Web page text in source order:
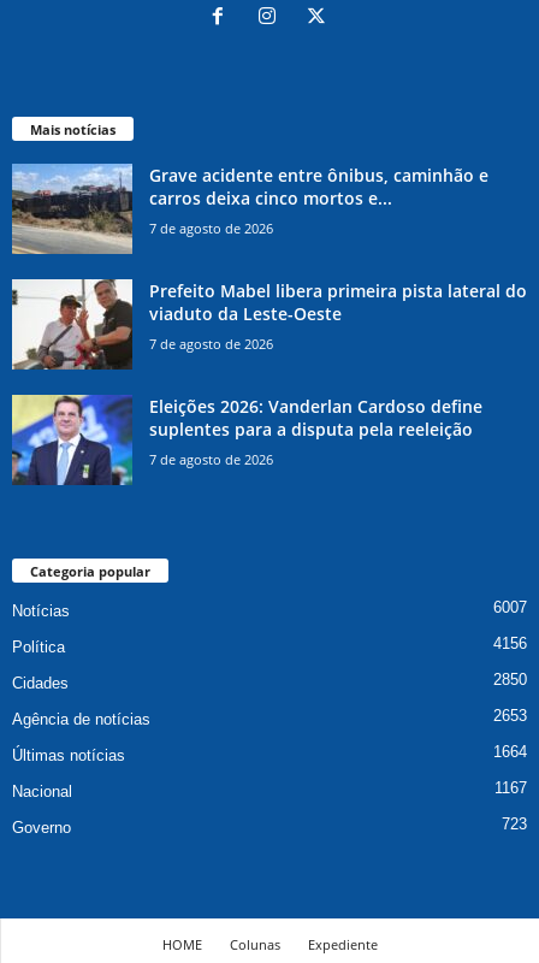
Mais notícias
Grave acidente entre ônibus, caminhão e
carros deixa cinco mortos e...
7 de agosto de 2026
Prefeito Mabel libera primeira pista lateral do
viaduto da Leste-Oeste
7 de agosto de 2026
Eleições 2026: Vanderlan Cardoso define
suplentes para a disputa pela reeleição
7 de agosto de 2026
Categoria popular
Notícias 6007
Política 4156
Cidades 2850
Agência de notícias 2653
Últimas notícias 1664
Nacional 1167
Governo 723
HOME Colunas Expediente